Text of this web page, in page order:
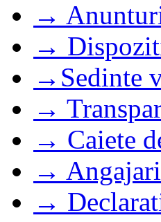
→
→
→Sedinte
→
→ Caiete
→ Angajari
→